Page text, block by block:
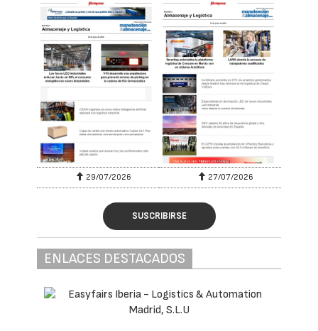
29/07/2026 27/07/2026
SUSCRIBIRSE
ENLACES DESTACADOS